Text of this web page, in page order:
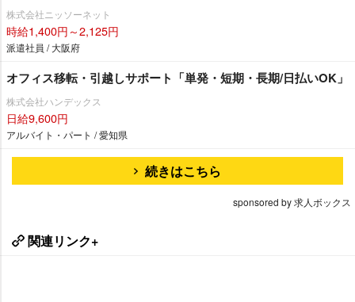
株式会社ニッソーネット
時給1,400円～2,125円
派遣社員 / 大阪府
オフィス移転・引越しサポート「単発・短期・長期/日払いOK」
株式会社ハンデックス
日給9,600円
アルバイト・パート / 愛知県
続きはこちら
sponsored by 求人ボックス
関連リンク+